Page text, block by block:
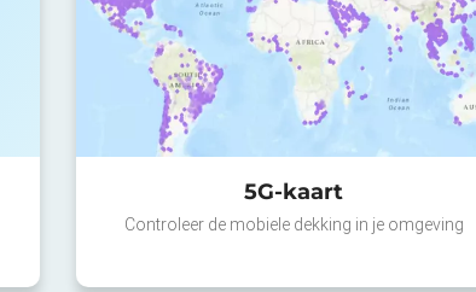
5G-kaart
Controleer de mobiele dekking in je omgeving